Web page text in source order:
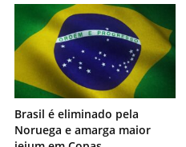
Brasil é eliminado pela
Noruega e amarga maior